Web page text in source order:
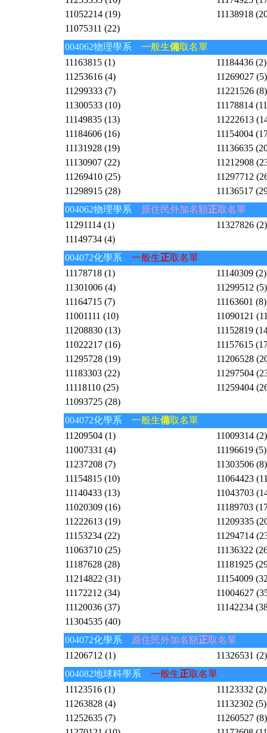
11052214 (19)
11138918
11075311 (22)
004062物理學系
一般生備取名單
11163815 (1)
11184436 (2)
11253616 (4)
11269027 (5)
11299333 (7)
11221526 (8)
11300533 (10)
11178814
11149835 (13)
11222613
11184606 (16)
11154004
11131928 (19)
11136635
11130907 (22)
11212908
11269410 (25)
11297712
11298915 (28)
11136517
004062物理學系
原住民外加名額正取名單
11291114 (1)
11327826 (2)
11149734 (4)
004072化學系
一般生正取名單
11178718 (1)
11140309 (2)
11301006 (4)
11299512 (5)
11164715 (7)
11163601 (8)
11001111 (10)
11090121
11208830 (13)
11152819
11022217 (16)
11157615
11295728 (19)
11206528
11183303 (22)
11297504
11118110 (25)
11259404
11093725 (28)
004072化學系
一般生備取名單
11209504 (1)
11009314 (2)
11007331 (4)
11196619 (5)
11237208 (7)
11303506 (8)
11154815 (10)
11064423
11140433 (13)
11043703
11020309 (16)
11189703
11222613 (19)
11209335
11153234 (22)
11294714
11063710 (25)
11136322
11187628 (28)
11181925
11214822 (31)
11154009
11172212 (34)
11004627
11120036 (37)
11142234
11304535 (40)
004072化學系
原住民外加名額正取名單
11206712 (1)
11326531 (2)
004082地球科學系
一般生正取名單
11123516 (1)
11123332 (2)
11263828 (4)
11132302 (5)
11252635 (7)
11260527 (8)